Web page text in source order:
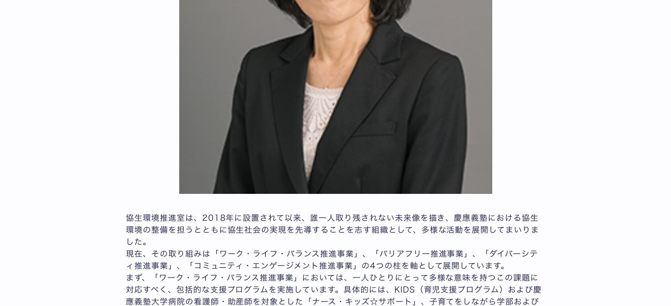
協生環境推進室は、2018年に設置されて以来、誰一人取り残されない未来像を描き、慶應義塾における協生
環境の整備を担うとともに協生社会の実現を先導することを志す組織として、多様な活動を展開してまいりま
した。
現在、その取り組みは「ワーク・ライフ・バランス推進事業」、「バリアフリー推進事業」、「ダイバーシテ
ィ推進事業」、「コミュニティ・エンゲージメント推進事業」の4つの柱を軸として展開しています。
まず、「ワーク・ライフ・バランス推進事業」においては、一人ひとりにとって多様な意味を持つこの課題に
対応すべく、包括的な支援プログラムを実施しています。具体的には、KIDS（育児支援プログラム）および慶
應義塾大学病院の看護師・助産師を対象とした「ナース・キッズ☆サポート」、子育てをしながら学部および